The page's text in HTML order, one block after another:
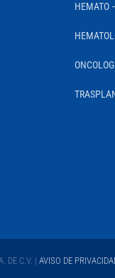
HEMATO
DE C.V. | AVISO DE